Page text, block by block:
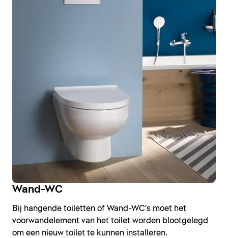
Wand-WC
Bij hangende toiletten of Wand-WC's moet het
voorwandelement van het toilet worden blootgelegd
om een nieuw toilet te kunnen installeren.